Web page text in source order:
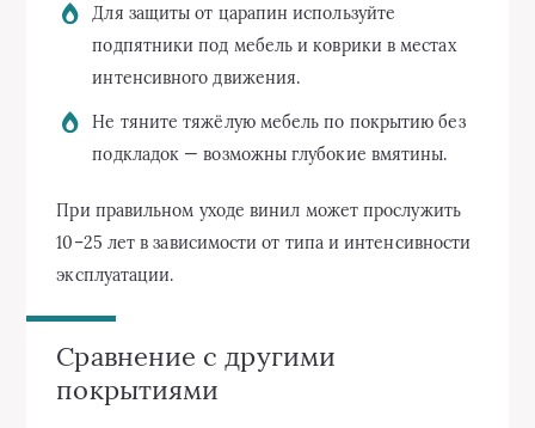
Для защиты от царапин используйте
подпятники под мебель и коврики в местах
интенсивного движения.
Не тяните тяжёлую мебель по покрытию без
подкладок — возможны глубокие вмятины.
При правильном уходе винил может прослужить
10–25 лет в зависимости от типа и интенсивности
эксплуатации.
Сравнение с другими
покрытиями